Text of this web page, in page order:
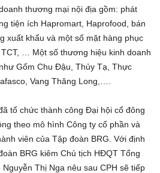
thương mại nội địa gồm: phát
tiện ích Hapromart, Haprofood, bán
xuất khẩu và một số mặt hàng phục
… Một số thương hiệu kinh doanh
Gốm Chu Đậu, Thủy Tạ, Thực
Vang Thăng Long,….
tổ chức thành công Đại hội cổ đông
theo mô hình Công ty cổ phần và
viên của Tập đoàn BRG. Với định
BRG kiêm Chủ tịch HĐQT Tổng
Thị Nga nêu sau CPH sẽ tiếp